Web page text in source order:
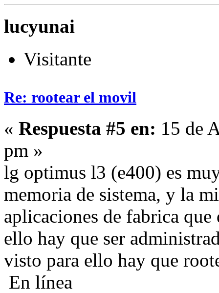
lucyunai
Visitante
Re: rootear el movil
« Respuesta #5 en: 15 de
pm »
lg optimus l3 (e400) es
memoria de sistema, y la
aplicaciones de fabrica
ello hay que ser
visto para ello hay que
En línea